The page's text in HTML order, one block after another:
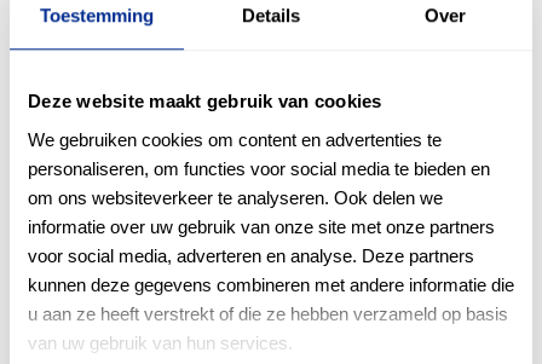
Toestemming Details Over
Deze website maakt gebruik van cookies
We gebruiken cookies om content en advertenties te
personaliseren, om functies voor social media te bieden en
om ons websiteverkeer te analyseren. Ook delen we
informatie over uw gebruik van onze site met onze partners
voor social media, adverteren en analyse. Deze partners
kunnen deze gegevens combineren met andere informatie die
u aan ze heeft verstrekt of die ze hebben verzameld op basis
van uw gebruik van hun services.
van het mechatronische domein. Het was een dag
activiteiten. Door een rondleiding kregen ze inzicht
in wat er allemaal komt kijken bij een technische
functie in het ARA Team.
Deze educatieve ervaring ging verder met het
gastcollege van Frank te Hennepe, algemeen
directeur van ARA Industries, aan de studenten van
Technische Bedrijfskunde aan het HAN College. Op
deze oriëntatiedag werden verschillende minors en
studies besproken, en de impact ervan op